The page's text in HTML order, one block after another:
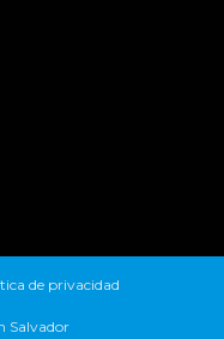
de privacidad
Salvador